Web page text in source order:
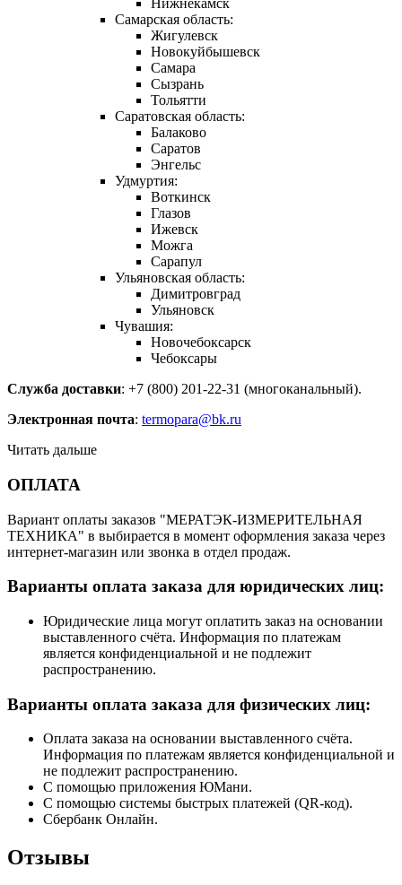
Нижнекамск
Самарская область:
Жигулевск
Новокуйбышевск
Самара
Сызрань
Тольятти
Саратовская область:
Балаково
Саратов
Энгельс
Удмуртия:
Воткинск
Глазов
Ижевск
Можга
Сарапул
Ульяновская область:
Димитровград
Ульяновск
Чувашия:
Новочебоксарск
Чебоксары
Служба доставки: +7 (800) 201-22-31 (многоканальный).
Электронная почта: termopara@bk.ru
Читать дальше
ОПЛАТА
Вариант оплаты заказов "МЕРАТЭК-ИЗМЕРИТЕЛЬНАЯ
ТЕХНИКА" в выбирается в момент оформления заказа через
интернет-магазин или звонка в отдел продаж.
Варианты оплата заказа для юридических лиц:
Юридические лица могут оплатить заказ на основании
выставленного счёта. Информация по платежам
является конфиденциальной и не подлежит
распространению.
Варианты оплата заказа для физических лиц:
Оплата заказа на основании выставленного счёта.
Информация по платежам является конфиденциальной и
не подлежит распространению.
С помощью приложения ЮМани.
С помощью системы быстрых платежей (QR-код).
Сбербанк Онлайн.
Отзывы